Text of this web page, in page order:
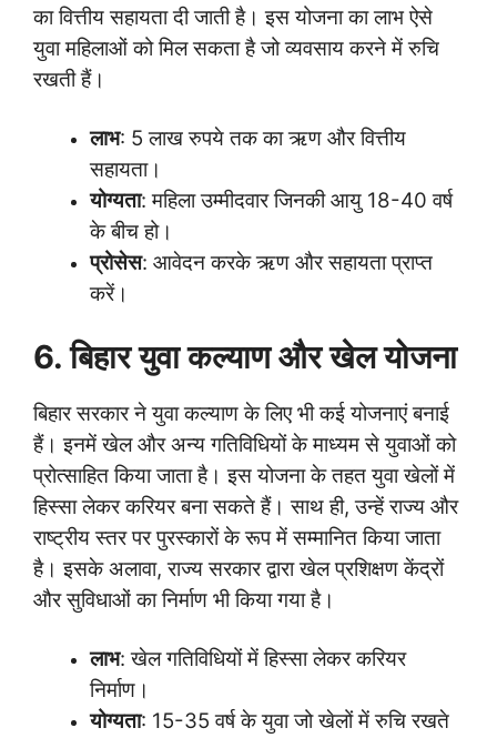
का वित्तीय सहायता दी जाती है। इस योजना का लाभ ऐसे
युवा महिलाओं को मिल सकता है जो व्यवसाय करने में रुचि
रखती हैं।
लाभ: 5 लाख रुपये तक का ऋण और वित्तीय
सहायता।
योग्यता: महिला उम्मीदवार जिनकी आयु 18-40 वर्ष
के बीच हो।
प्रोसेस: आवेदन करके ऋण और सहायता प्राप्त
करें।
6. बिहार युवा कल्याण और खेल योजना
बिहार सरकार ने युवा कल्याण के लिए भी कई योजनाएं बनाई
हैं। इनमें खेल और अन्य गतिविधियों के माध्यम से युवाओं को
प्रोत्साहित किया जाता है। इस योजना के तहत युवा खेलों में
हिस्सा लेकर करियर बना सकते हैं। साथ ही, उन्हें राज्य और
राष्ट्रीय स्तर पर पुरस्कारों के रूप में सम्मानित किया जाता
है। इसके अलावा, राज्य सरकार द्वारा खेल प्रशिक्षण केंद्रों
और सुविधाओं का निर्माण भी किया गया है।
लाभ: खेल गतिविधियों में हिस्सा लेकर करियर
निर्माण।
योग्यता: 15-35 वर्ष के युवा जो खेलों में रुचि रखते